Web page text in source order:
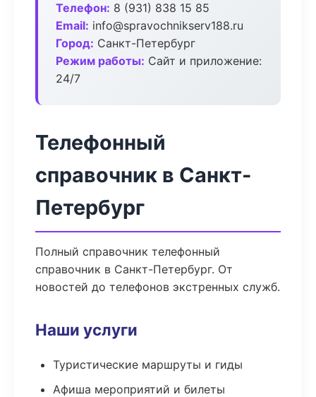
Телефон: 8 (931) 838 15 85
Email: info@spravochnikserv188.ru
Город: Санкт-Петербург
Режим работы: Сайт и приложение:
24/7
Телефонный
справочник в Санкт-
Петербург
Полный справочник телефонный
справочник в Санкт-Петербург. От
новостей до телефонов экстренных служб.
Наши услуги
Туристические маршруты и гиды
Афиша мероприятий и билеты